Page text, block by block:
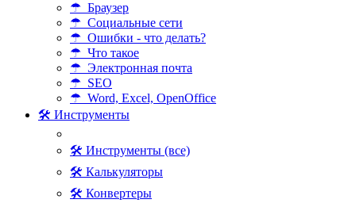
☂ Браузер
☂ Социальные сети
☂ Ошибки - что делать?
☂ Что такое
☂ Электронная почта
☂ SEO
☂ Word, Excel, OpenOffice
🛠 Инструменты
🛠 Инструменты (все)
🛠 Калькуляторы
🛠 Конвертеры